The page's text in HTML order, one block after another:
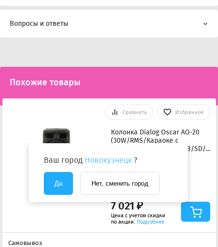
Вопросы и ответы
Похожие товары
Сравнить Избранное
Колонка Dialog Oscar AO-20
(30W/RMS/Караоке с
микрофоном/BT/FM/USB/SD/
черная
7 021 ₽
7 390 ₽ -369 ₽
Цена с учетом скидки
по акции. Подробнее
Самовывоз
Ваш город Новокузнецк ?
Да Нет, сменить город